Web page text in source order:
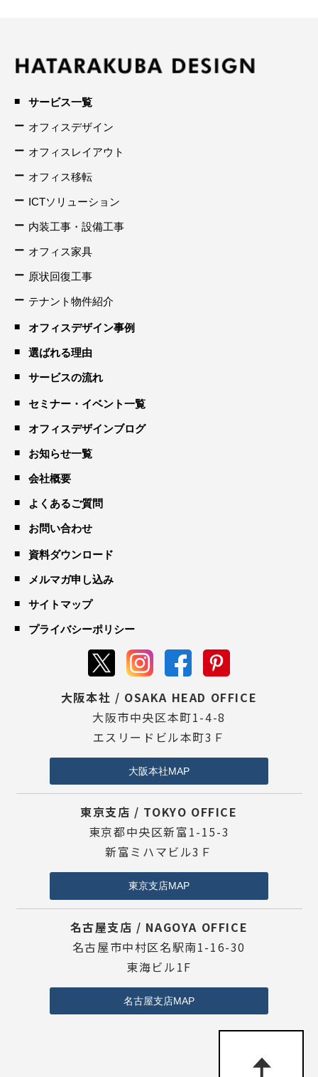
サービス一覧
オフィスデザイン
オフィスレイアウト
オフィス移転
ICTソリューション
内装工事・設備工事
オフィス家具
原状回復工事
テナント物件紹介
オフィスデザイン事例
選ばれる理由
サービスの流れ
セミナー・イベント一覧
オフィスデザインブログ
お知らせ一覧
会社概要
よくあるご質問
お問い合わせ
資料ダウンロード
メルマガ申し込み
サイトマップ
プライバシーポリシー
大阪本社 / OSAKA HEAD OFFICE
大阪市中央区本町1-4-8
エスリードビル本町3Ｆ
大阪本社MAP
東京支店 / TOKYO OFFICE
東京都中央区新富1-15-3
新富ミハマビル3Ｆ
東京支店MAP
名古屋支店 / NAGOYA OFFICE
名古屋市中村区名駅南1-16-30
東海ビル1F
名古屋支店MAP